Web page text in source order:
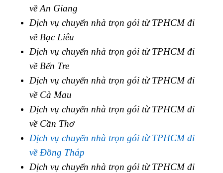
về An Giang
Dịch vụ chuyển nhà trọn gói từ TPHCM đi
về Bạc Liêu
Dịch vụ chuyển nhà trọn gói từ TPHCM đi
về Bến Tre
Dịch vụ chuyển nhà trọn gói từ TPHCM đi
về Cà Mau
Dịch vụ chuyển nhà trọn gói từ TPHCM đi
về Cần Thơ
Dịch vụ chuyển nhà trọn gói từ TPHCM đi
về Đồng Tháp
Dịch vụ chuyển nhà trọn gói từ TPHCM đi